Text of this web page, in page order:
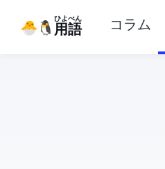
IT用語
ひよぺん コラム